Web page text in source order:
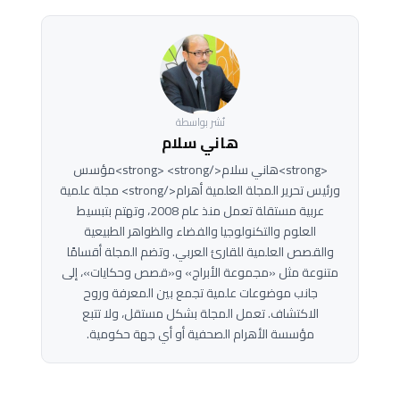
نُشر بواسطة
هاني سلام
<strong>هاني سلام</strong> <strong>مؤسس
ورئيس تحرير المجلة العلمية أهرام</strong> مجلة علمية
عربية مستقلة تعمل منذ عام 2008، وتهتم بتبسيط
العلوم والتكنولوجيا والفضاء والظواهر الطبيعية
والقصص العلمية للقارئ العربي. وتضم المجلة أقسامًا
متنوعة مثل «مجموعة الأبراج» و«قصص وحكايات»، إلى
جانب موضوعات علمية تجمع بين المعرفة وروح
الاكتشاف. تعمل المجلة بشكل مستقل، ولا تتبع
مؤسسة الأهرام الصحفية أو أي جهة حكومية.